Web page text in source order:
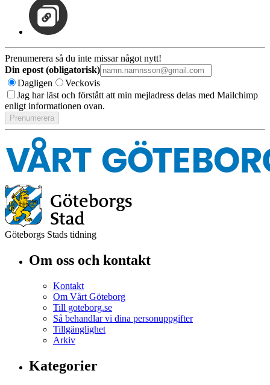
Prenumerera så du inte missar något nytt!
Din epost (obligatorisk)
Dagligen
Veckovis
Jag har läst och förstått att min mejladress delas med Mailchimp
enligt informationen ovan.
Göteborgs Stads tidning
Om oss och kontakt
Kontakt
Om Vårt Göteborg
Till goteborg.se
Så behandlar vi dina personuppgifter
Tillgänglighet
Arkiv
Kategorier